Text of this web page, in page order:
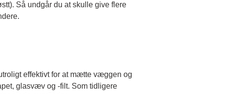
Så undgår du at skulle give flere
effektivt for at mætte væggen og
glasvæv og -filt. Som tidligere